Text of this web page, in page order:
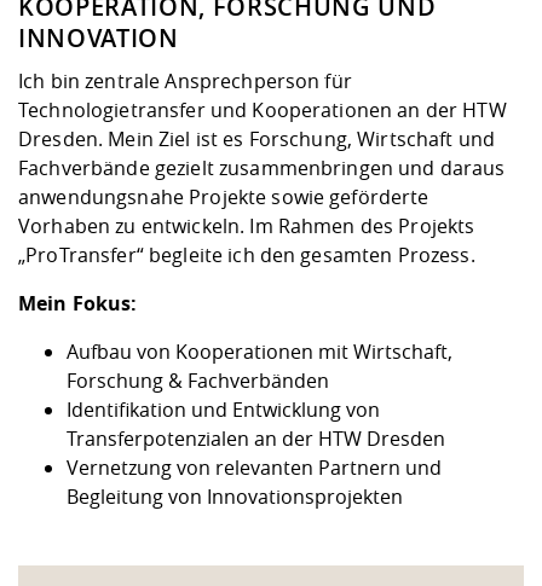
Vorbereitung auf das Studium
Checkliste zum Studienstart
Studien- und
Prüfungsordnungen
Studienbegleitung Mathematik
und Physik
Digitales Lernen und KI
Qualifizierungsangebote und
Fremdsprachen
Jobs, Praktika, Diplomarbeiten
Studieren in besonderen
Lebenslagen oder Notlagen
Beratungsangebote des
Studentenwerk Dresden
Angebote der Agentur für
Arbeit
Lehren, Forschen und
Weiterbilden im Ausland
Formulare und Dokumente
Internationale Tage
Forschungszentrum ZAFT
FIS -
Forschungsinformationsystem
Wissenschaftliche Praxis
Kontakt & Beratung
Chancengleichheit
Hochschulgesundheit
Klimaschutz & Nachhaltigkeit
Förderverein
Gremien und Vertretungen
Informatik/Mathematik
Landbau/Umwelt/Chemie
Maschinenbau
Wirtschaftswissenschaften
Studiengangentwicklung
Unternehmen
Beschaffungsvorhaben
KOOPERATION, FORSCHUNG UND
INNOVATION
Ich bin zentrale Ansprechperson für
Technologietransfer und Kooperationen an der HTW
Dresden. Mein Ziel ist es Forschung, Wirtschaft und
Fachverbände gezielt zusammenbringen und daraus
anwendungsnahe Projekte sowie geförderte
Vorhaben zu entwickeln. Im Rahmen des Projekts
„ProTransfer“ begleite ich den gesamten Prozess.
Mein Fokus:
Aufbau von Kooperationen mit Wirtschaft,
Forschung & Fachverbänden
Identifikation und Entwicklung von
Transferpotenzialen an der HTW Dresden
Vernetzung von relevanten Partnern und
Begleitung von Innovationsprojekten